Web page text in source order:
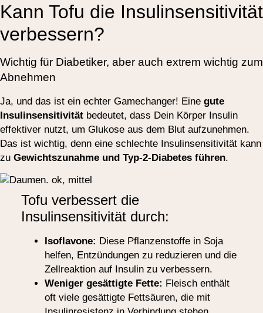
Kann Tofu die Insulinsensitivität
verbessern?
Wichtig für Diabetiker, aber auch extrem wichtig zum
Abnehmen
Ja, und das ist ein echter Gamechanger! Eine gute
Insulinsensitivität bedeutet, dass Dein Körper Insulin
effektiver nutzt, um Glukose aus dem Blut aufzunehmen.
Das ist wichtig, denn eine schlechte Insulinsensitivität kann
zu Gewichtszunahme und Typ-2-Diabetes führen.
Tofu verbessert die
Insulinsensitivität durch:
Isoflavone: Diese Pflanzenstoffe in Soja
helfen, Entzündungen zu reduzieren und die
Zellreaktion auf Insulin zu verbessern.
Weniger gesättigte Fette: Fleisch enthält
oft viele gesättigte Fettsäuren, die mit